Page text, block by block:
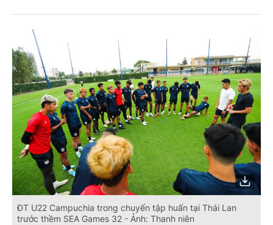
ĐT U22 Campuchia trong chuyến tập huấn tại Thái Lan
trước thềm SEA Games 32 - Ảnh: Thanh niên